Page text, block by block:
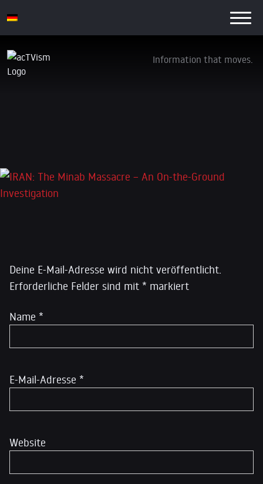
Information that moves.
IRAN: The Minab Massacre – An On-the-
Deine E-Mail-Adresse wird nicht veröffentlicht.
Erforderliche Felder sind mit * markiert
Name *
E-Mail-Adresse *
Website